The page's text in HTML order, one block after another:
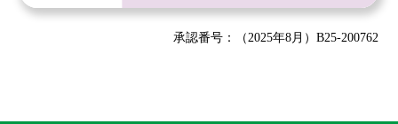
承認番号：（2025年8月）B25-200762